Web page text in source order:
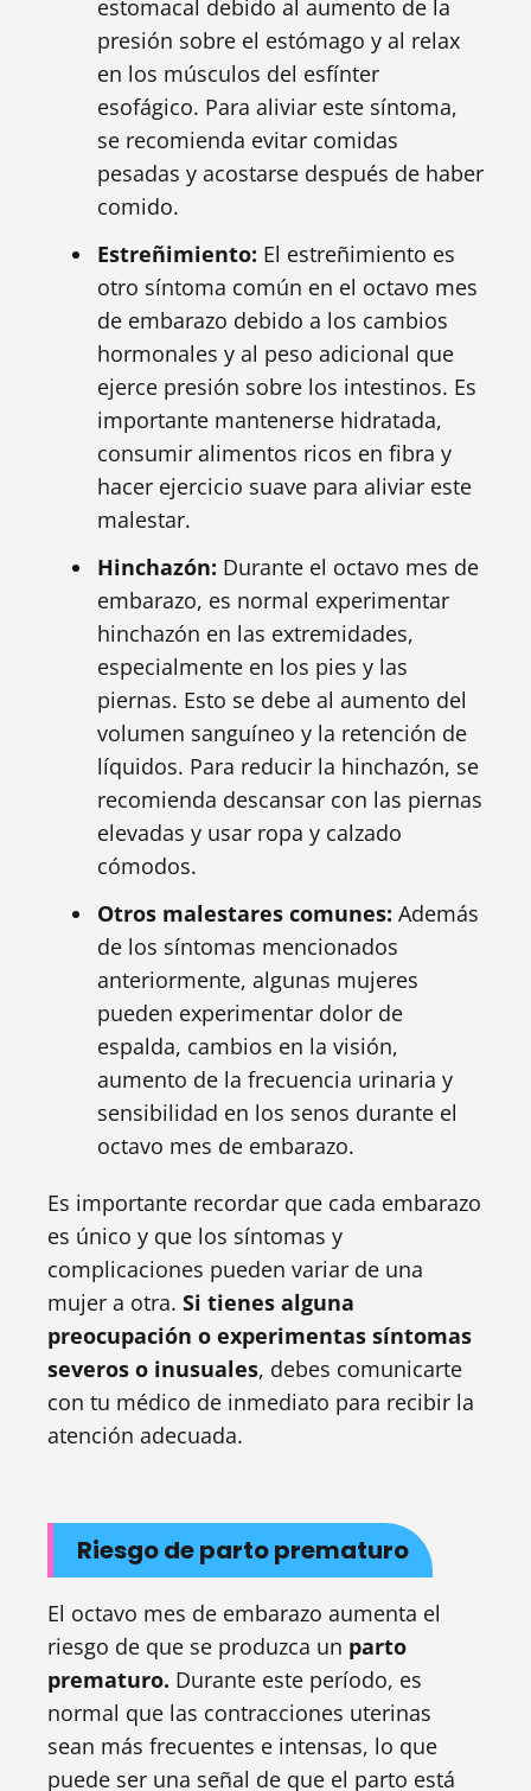
estomacal debido al aumento de la
presión sobre el estómago y al relax
en los músculos del esfínter
esofágico. Para aliviar este síntoma,
se recomienda evitar comidas
pesadas y acostarse después de haber
comido.
Estreñimiento: El estreñimiento es
otro síntoma común en el octavo mes
de embarazo debido a los cambios
hormonales y al peso adicional que
ejerce presión sobre los intestinos. Es
importante mantenerse hidratada,
consumir alimentos ricos en fibra y
hacer ejercicio suave para aliviar este
malestar.
Hinchazón: Durante el octavo mes de
embarazo, es normal experimentar
hinchazón en las extremidades,
especialmente en los pies y las
piernas. Esto se debe al aumento del
volumen sanguíneo y la retención de
líquidos. Para reducir la hinchazón, se
recomienda descansar con las piernas
elevadas y usar ropa y calzado
cómodos.
Otros malestares comunes: Además
de los síntomas mencionados
anteriormente, algunas mujeres
pueden experimentar dolor de
espalda, cambios en la visión,
aumento de la frecuencia urinaria y
sensibilidad en los senos durante el
octavo mes de embarazo.
Es importante recordar que cada embarazo
es único y que los síntomas y
complicaciones pueden variar de una
mujer a otra. Si tienes alguna
preocupación o experimentas síntomas
severos o inusuales, debes comunicarte
con tu médico de inmediato para recibir la
atención adecuada.
Riesgo de parto prematuro
El octavo mes de embarazo aumenta el
riesgo de que se produzca un parto
prematuro. Durante este período, es
normal que las contracciones uterinas
sean más frecuentes e intensas, lo que
puede ser una señal de que el parto está